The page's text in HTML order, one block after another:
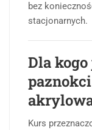
bez
stacjonarnych.
Dla
Kurs